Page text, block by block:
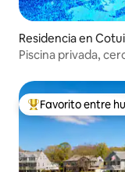
Residencia en
Piscina privada,
De los mejores en
Favorito entre